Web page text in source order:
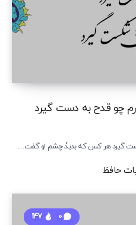
گیرد هر کس که بدیدْ چشم او گفت…
حافظ
0
147